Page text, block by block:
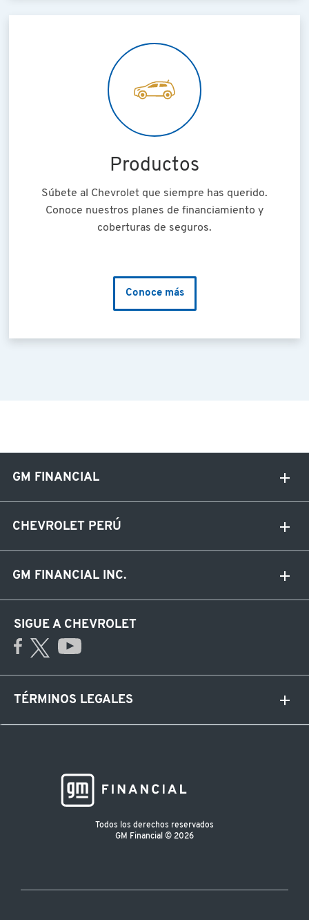
Productos
Súbete al Chevrolet que siempre has querido.
Conoce nuestros planes de financiamiento y
coberturas de seguros.
Conoce más
GM FINANCIAL
CHEVROLET PERÚ
GM FINANCIAL INC.
SIGUE A CHEVROLET
Todos los derechos reservados
GM Financial © 2026
TÉRMINOS LEGALES